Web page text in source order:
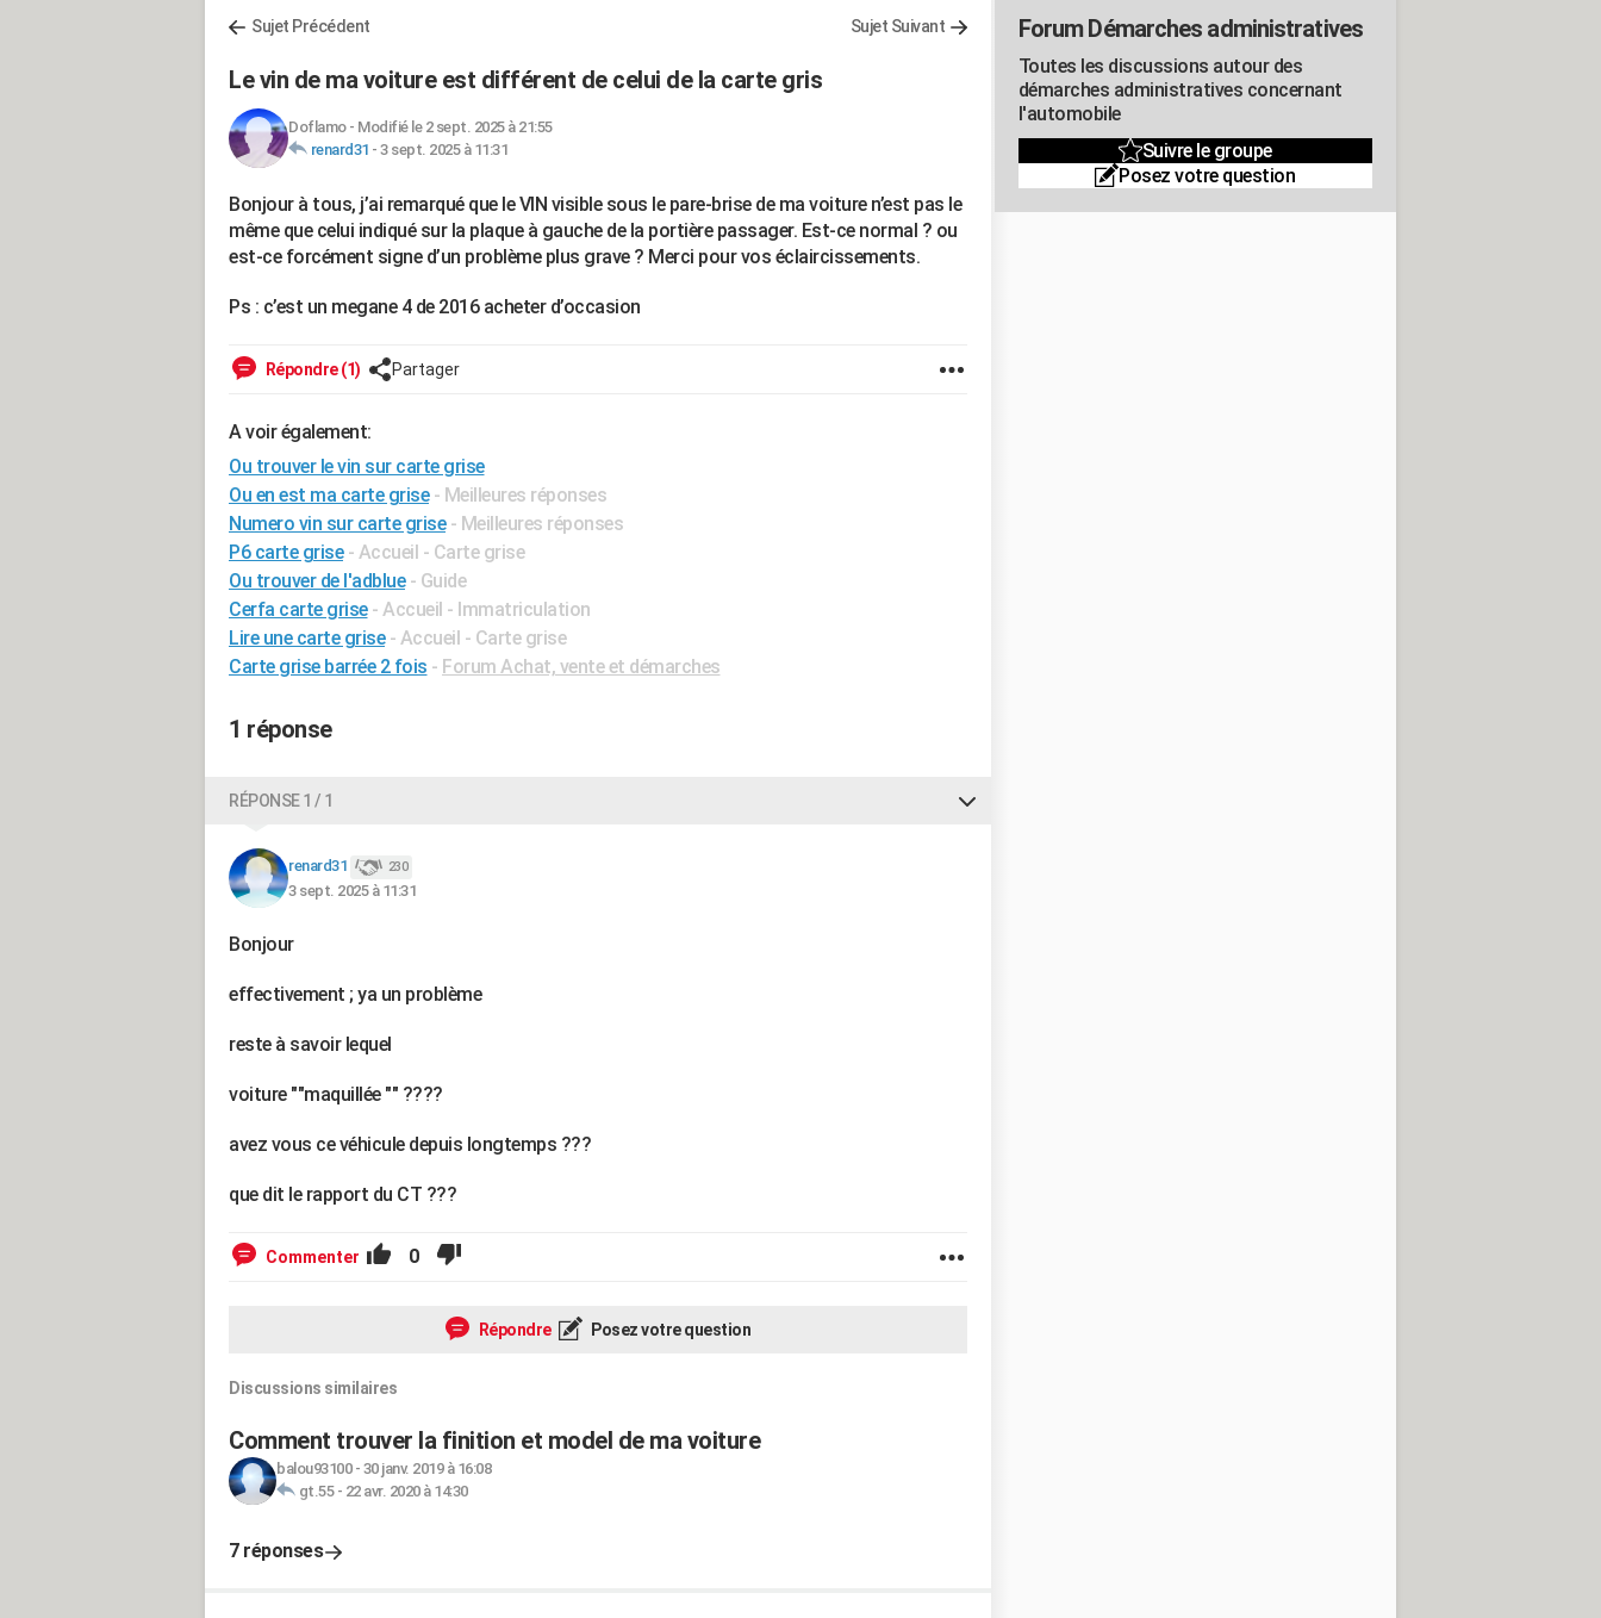
Sujet Précédent Sujet Suivant
Le vin de ma voiture est différent de celui de la carte gris
Doflamo- Modifié le 2 sept. 2025 à 21:55
renard31 - 3 sept. 2025 à 11:31
Bonjour à tous, j’ai remarqué que le VIN visible sous le pare-brise de ma voiture n’est pas le
même que celui indiqué sur la plaque à gauche de la portière passager. Est-ce normal ? ou
est-ce forcément signe d’un problème plus grave ? Merci pour vos éclaircissements.
Ps : c’est un megane 4 de 2016 acheter d’occasion
Répondre (1) Partager
A voir également:
Ou trouver le vin sur carte grise
Ou en est ma carte grise - Meilleures réponses
Numero vin sur carte grise - Meilleures réponses
P6 carte grise - Accueil - Carte grise
Ou trouver de l'adblue - Guide
Cerfa carte grise - Accueil - Immatriculation
Lire une carte grise - Accueil - Carte grise
Carte grise barrée 2 fois - Forum Achat, vente et démarches
1 réponse
RÉPONSE 1 / 1
renard31 230
3 sept. 2025 à 11:31
Bonjour
effectivement ; ya un problème
reste à savoir lequel
voiture ""maquillée "" ????
avez vous ce véhicule depuis longtemps ???
que dit le rapport du CT ???
Commenter 0
Répondre Posez votre question
Discussions similaires
Comment trouver la finition et model de ma voiture
balou93100- 30 janv. 2019 à 16:08
gt.55- 22 avr. 2020 à 14:30
7 réponses
Forum Démarches administratives
Toutes les discussions autour des
démarches administratives concernant
l'automobile
Suivre le groupe
Posez votre question